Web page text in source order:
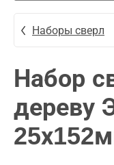
Наборы сверл
Набор
дереву